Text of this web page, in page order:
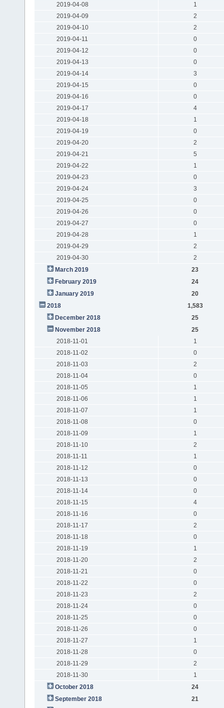
2019-04-08
1
2019-04-09
2
2019-04-10
2
2019-04-11
0
2019-04-12
0
2019-04-13
0
2019-04-14
3
2019-04-15
0
2019-04-16
0
2019-04-17
4
2019-04-18
1
2019-04-19
0
2019-04-20
2
2019-04-21
5
2019-04-22
1
2019-04-23
0
2019-04-24
3
2019-04-25
0
2019-04-26
0
2019-04-27
0
2019-04-28
1
2019-04-29
2
2019-04-30
2
March 2019
23
February 2019
24
January 2019
20
2018
1,583
December 2018
25
November 2018
25
2018-11-01
1
2018-11-02
0
2018-11-03
2
2018-11-04
0
2018-11-05
1
2018-11-06
1
2018-11-07
1
2018-11-08
0
2018-11-09
1
2018-11-10
2
2018-11-11
1
2018-11-12
0
2018-11-13
0
2018-11-14
0
2018-11-15
4
2018-11-16
0
2018-11-17
2
2018-11-18
0
2018-11-19
1
2018-11-20
2
2018-11-21
0
2018-11-22
0
2018-11-23
2
2018-11-24
0
2018-11-25
0
2018-11-26
0
2018-11-27
1
2018-11-28
0
2018-11-29
2
2018-11-30
1
October 2018
24
September 2018
21